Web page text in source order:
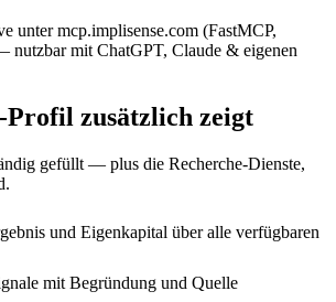
unter mcp.implisense.com (FastMCP,
nutzbar mit ChatGPT, Claude & eigenen
Profil zusätzlich zeigt
gefüllt — plus die Recherche-Dienste,
und Eigenkapital über alle verfügbaren
mit Begründung und Quelle